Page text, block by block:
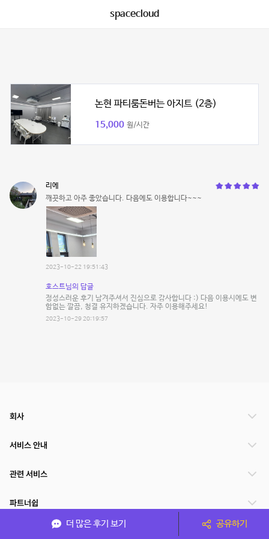
spacecloud
논현 파티룸돈버는 아지트 (2층)
15,000 원/시간
리에
깨끗하고 아주 좋았습니다. 다음에도 이용합니다~~~
2023-10-22 19:51:43
호스트님의 답글
정성스러운 후기 남겨주셔서 진심으로 감사합니다 :) 다음 이용시에도 변
함없는 깔끔, 청결 유지하겠습니다. 자주 이용해주세요!
2023-10-29 20:19:57
더 많은 후기 보기 공유하기
회사
서비스 안내
관련 서비스
파트너쉽
서비스 제공 국가